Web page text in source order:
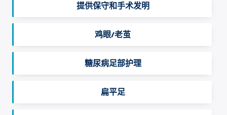
提供保守和手术发明
鸡眼/老茧
糖尿病足部护理
扁平足